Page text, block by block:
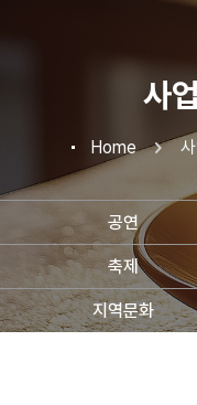
사
Home
공연
축제
지역문화